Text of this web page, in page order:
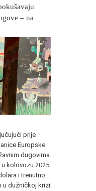
– na
prije
Europske
dugovima.
kolovozu 2025.
i trenutno
u dužničkoj krizi